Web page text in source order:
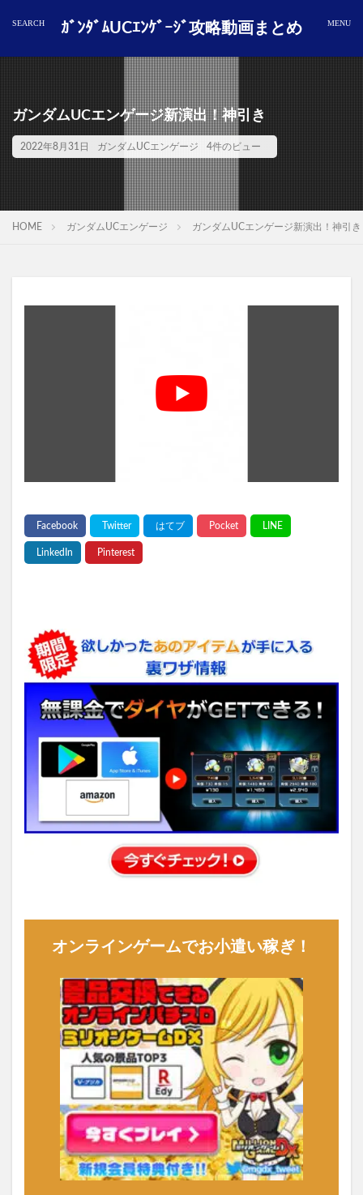
ｶﾞﾝﾀﾞﾑUCｴﾝｹﾞｰｼﾞ攻略動画まとめ
ガンダムUCエンゲージ新演出！神引き
2022年8月31日 ガンダムUCエンゲージ 4件のビュー
HOME ガンダムUCエンゲージ ガンダムUCエンゲージ新演出！神引き
オンラインゲームでお小遣い稼ぎ！